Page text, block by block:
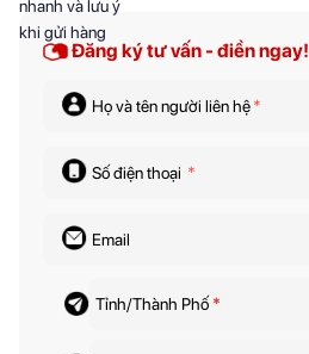
Đăng ký tư vấn - điền ngay!
Họ và tên người liên hệ*
Số điện thoại *
Email
Tỉnh/Thành Phố *